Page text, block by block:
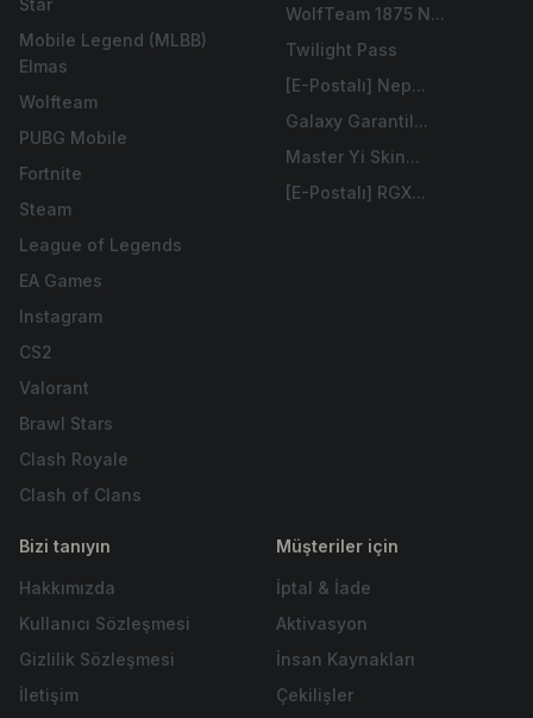
Mobile Legend (MLBB)
Elmas
Wolfteam
PUBG Mobile
Fortnite
Steam
League of Legends
EA Games
Instagram
CS2
Valorant
Brawl Stars
Clash Royale
Clash of Clans
WolfTeam 1875 N...
Twilight Pass
[E-Postalı] Nep...
Galaxy Garantil...
Master Yi Skin...
[E-Postalı] RGX...
Bizi tanıyın
Hakkımızda
Kullanıcı Sözleşmesi
Gizlilik Sözleşmesi
İletişim
Müşteriler için
İptal & İade
Aktivasyon
İnsan Kaynakları
Çekilişler